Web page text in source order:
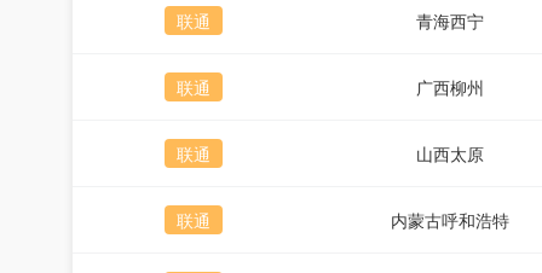
联通 青海西宁
联通 广西柳州
联通 山西太原
联通 内蒙古呼和浩特